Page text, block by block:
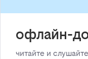
офлайн-
читайте и